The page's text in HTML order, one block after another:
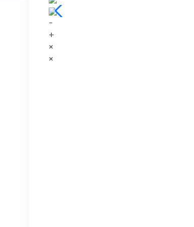
-
+
×
×